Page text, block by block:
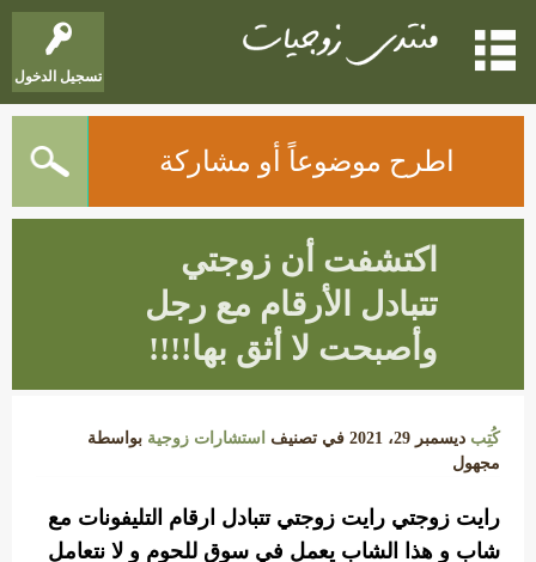
تسجيل الدخول
اطرح موضوعاً أو مشاركة
اكتشفت أن زوجتي
تتبادل الأرقام مع رجل
وأصبحت لا أثق بها!!!!
كُتِب ديسمبر 29، 2021 في تصنيف استشارات زوجية بواسطة
مجهول
رايت زوجتي رايت زوجتي تتبادل ارقام التليفونات مع
شاب و هذا الشاب يعمل في سوق للحوم و لا نتعامل